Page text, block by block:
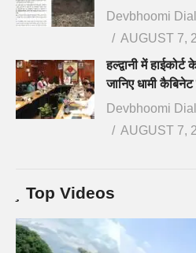
Devbhoomi
AUGUST 7,
हल्द्वानी में
जानिए धामी
Devbhoomi
AUGUST 7,
Top Videos